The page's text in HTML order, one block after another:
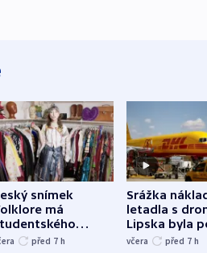
snímek
má
zabojuje o
před 7 h
Srážka
letadla s
Lipska byla
německého
včera před 7 h